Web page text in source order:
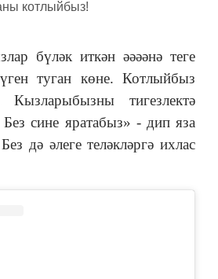
бүләк иткән әәәәнә теге
туган көне. Котлыйбыз
тигезлектә
Без сине яратабыз» - дип яза
дә әлеге теләкләргә ихлас